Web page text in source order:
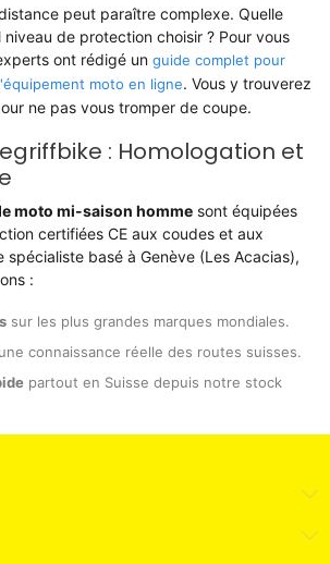
peut paraître complexe. Quelle
de protection choisir ? Pour vous
ont rédigé un guide complet pour
moto en ligne. Vous y trouverez
ne pas vous tromper de coupe.
: Homologation et
moto mi-saison homme sont équipées
certifiées CE aux coudes et aux
spécialiste basé à Genève (Les Acacias),
:
sur les plus grandes marques mondiales.
connaissance réelle des routes suisses.
partout en Suisse depuis notre stock